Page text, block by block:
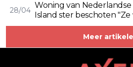
28/04
Woning van
Island ster beschoten
Rolex stelen" (Video)
Meer